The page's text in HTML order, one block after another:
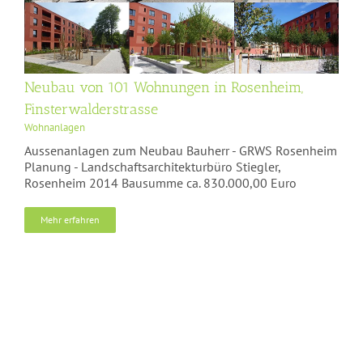
Neubau von 101 Wohnungen in Rosenheim,
Finsterwalderstrasse
Wohnanlagen
Aussenanlagen zum Neubau Bauherr - GRWS Rosenheim
Planung - Landschaftsarchitekturbüro Stiegler,
Rosenheim 2014 Bausumme ca. 830.000,00 Euro
Mehr erfahren